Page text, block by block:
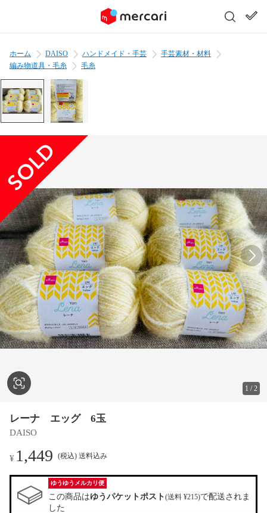
ホーム DAISO ハンドメイド・手芸
手芸素材・材料
編み物道具・毛糸
毛糸
1 /2
レーナ エッグ 6玉
DAISO
¥ 1,449 (税込) 送料込み
ゆうゆうメルカリ便
この商品はゆうパケットポスト(送料 ¥215)で配送されま
した